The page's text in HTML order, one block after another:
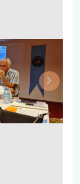
Next